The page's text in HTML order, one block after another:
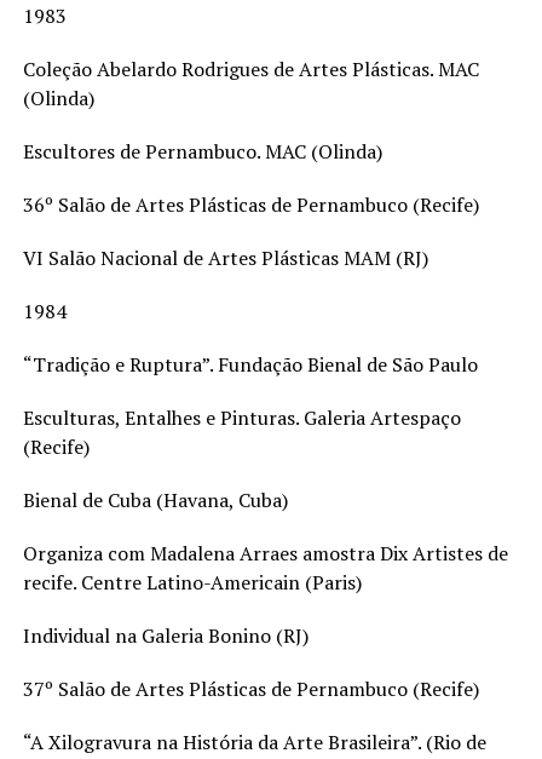
1983
Coleção Abelardo Rodrigues de Artes Plásticas. MAC
(Olinda)
Escultores de Pernambuco. MAC (Olinda)
36º Salão de Artes Plásticas de Pernambuco (Recife)
VI Salão Nacional de Artes Plásticas MAM (RJ)
1984
“Tradição e Ruptura”. Fundação Bienal de São Paulo
Esculturas, Entalhes e Pinturas. Galeria Artespaço
(Recife)
Bienal de Cuba (Havana, Cuba)
Organiza com Madalena Arraes amostra Dix Artistes de
recife. Centre Latino-Americain (Paris)
Individual na Galeria Bonino (RJ)
37º Salão de Artes Plásticas de Pernambuco (Recife)
“A Xilogravura na História da Arte Brasileira”. (Rio de